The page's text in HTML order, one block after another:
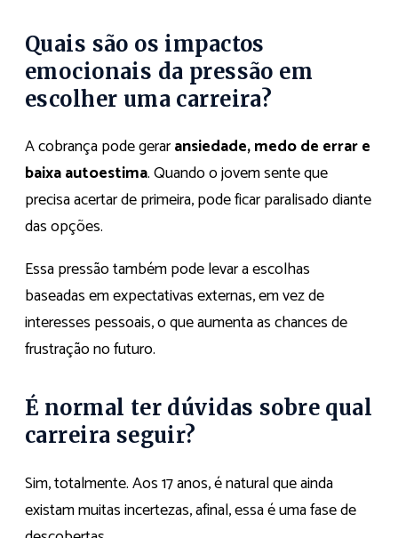
Quais são os impactos
emocionais da pressão em
escolher uma carreira?
A cobrança pode geraransiedade, medo de errar e
baixa autoestima. Quando o jovem sente que
precisa acertar de primeira, pode ficar paralisado diante
das opções.
Essa pressão também pode levar a escolhas
baseadas em expectativas externas, em vez de
interesses pessoais, o que aumenta as chances de
frustração no futuro.
É normal ter dúvidas sobre qual
carreira seguir?
Sim, totalmente. Aos 17 anos, é natural que ainda
existam muitas incertezas, afinal, essa é uma fase de